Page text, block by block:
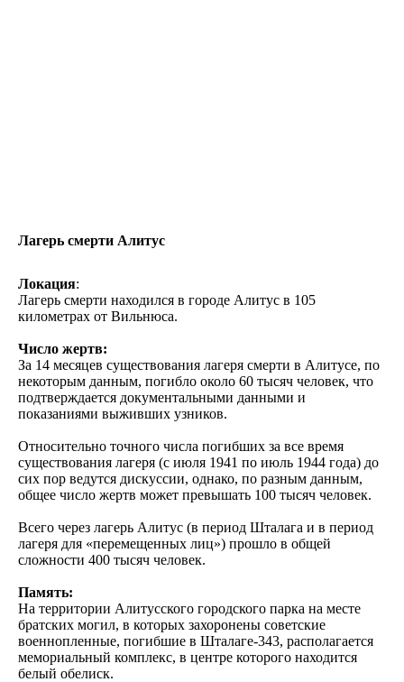
Лагерь смерти Алитус
Локация:
Лагерь смерти находился в городе Алитус в 105
километрах от Вильнюса.
Число жертв:
За 14 месяцев существования лагеря смерти в Алитусе, по
некоторым данным, погибло около 60 тысяч человек, что
подтверждается документальными данными и
показаниями выживших узников.
Относительно точного числа погибших за все время
существования лагеря (с июля 1941 по июль 1944 года) до
сих пор ведутся дискуссии, однако, по разным данным,
общее число жертв может превышать 100 тысяч человек.
Всего через лагерь Алитус (в период Шталага и в период
лагеря для «перемещенных лиц») прошло в общей
сложности 400 тысяч человек.
Память:
На территории Алитусского городского парка на месте
братских могил, в которых захоронены советские
военнопленные, погибшие в Шталаге-343, располагается
мемориальный комплекс, в центре которого находится
белый обелиск.